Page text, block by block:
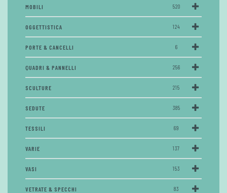
MOBILI 520
OGGETTISTICA 124
PORTE & CANCELLI 6
QUADRI & PANNELLI 256
SCULTURE 215
SEDUTE 385
TESSILI 69
VARIE 137
VASI 153
VETRATE & SPECCHI 83